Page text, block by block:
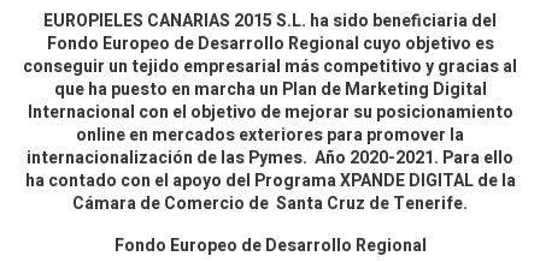
EUROPIELES CANARIAS 2015 S.L. ha sido beneficiaria del
Fondo Europeo de Desarrollo Regional cuyo objetivo es
conseguir un tejido empresarial más competitivo y gracias al
que ha puesto en marcha un Plan de Marketing Digital
Internacional con el objetivo de mejorar su posicionamiento
online en mercados exteriores para promover la
internacionalización de las Pymes. Año 2020-2021. Para ello
ha contado con el apoyo del Programa XPANDE DIGITAL de la
Cámara de Comercio de Santa Cruz de Tenerife.
Fondo Europeo de Desarrollo Regional